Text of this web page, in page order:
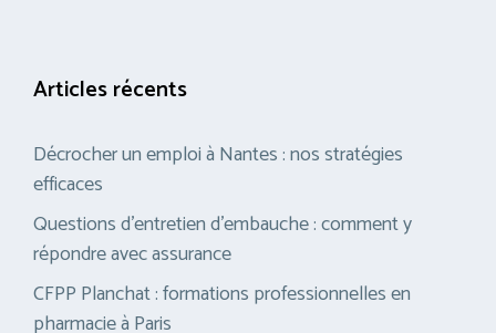
Articles récents
Décrocher un emploi à Nantes : nos stratégies
efficaces
Questions d’entretien d’embauche : comment y
répondre avec assurance
CFPP Planchat : formations professionnelles en
pharmacie à Paris